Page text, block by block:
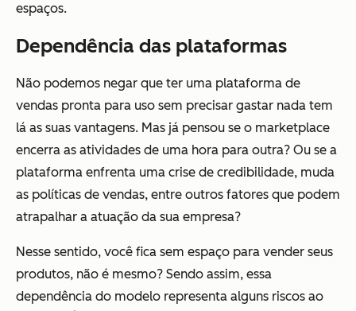
espaços.
Dependência das plataformas
Não podemos negar que ter uma plataforma de
vendas pronta para uso sem precisar gastar nada tem
lá as suas vantagens. Mas já pensou se o marketplace
encerra as atividades de uma hora para outra? Ou se a
plataforma enfrenta uma crise de credibilidade, muda
as políticas de vendas, entre outros fatores que podem
atrapalhar a atuação da sua empresa?
Nesse sentido, você fica sem espaço para vender seus
produtos, não é mesmo? Sendo assim, essa
dependência do modelo representa alguns riscos ao